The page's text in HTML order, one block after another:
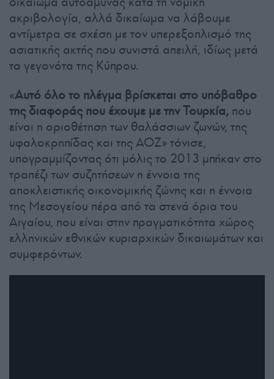
ακριβολογία, αλλά δικαίωμα να λάβουμε
αντίμετρα σε σχέση με τον υπερεξοπλισμό της
ασιατικής ακτής που συνιστά απειλή, ιδίως μετά
τα γεγονότα της Κύπρου.
«Αυτό όλο το πλέγμα βρίσκεται στο υπόβαθρο
της διαφοράς που έχουμε με την Τουρκία, που
είναι η οριοθέτηση των θαλάσσιων ζωνών, της
υφαλοκρηπίδας και της ΑΟΖ» τόνισε,
υπογραμμίζοντας ότι μόλις το 2013 μπήκαν στο
τραπέζι των συζητήσεων η έννοια της
αποκλειστικής οικονομικής ζώνης και η έννοια
της Μεσογείου πέρα από τα στενά όρια του
Αιγαίου, που είναι στην πραγματικότητα χώρος
ελληνικών εθνικών κυριαρχικών δικαιωμάτων και
συμφερόντων.